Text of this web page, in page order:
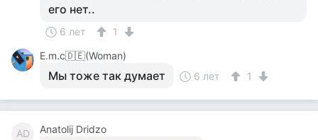
его нет..
6 лет
1
Е.m.c🇩🇪(Woman)
Мы тоже так думает 6 лет 1
AD Anatolij Dridzo